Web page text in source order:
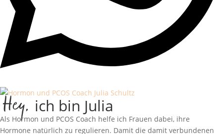
Hey, ich bin Julia
Als Hormon und PCOS Coach helfe ich Frauen dabei, ihre
Hormone natürlich zu regulieren. Damit die damit verbundenen